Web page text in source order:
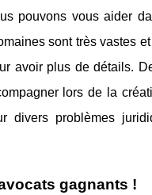
pouvons vous aider
sont très vastes
avoir plus de détails.
lors de la
divers problèmes
gagnants !